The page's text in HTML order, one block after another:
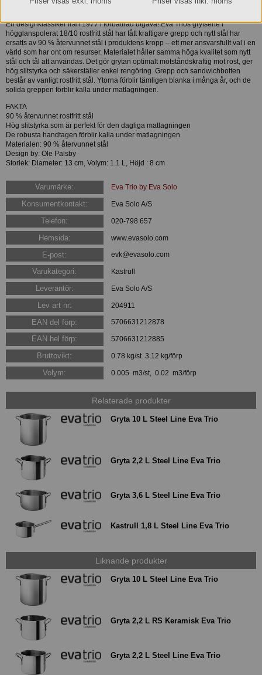
STEEL LINE KASTRULL, 1,1 L
En designklassiker från 1977 i förbättrad utgåva! Eva Trios grytserie i
högglanspolerat 18/10 rostfritt stål har fått kraftigare grepp och nytt stål har
ersatts av 90 % återvunnet stål i produktens kropp – ett mer ansvarsfullt val i en
värld som har ont om resurser. Materialet håller samma höga kvalitet som nytt
stål och tål att användas. Det gör grytan optimalt motståndskraftig mot rost, ger
hög slitstyrka och säkerställer enkel rengöring. Grepp och sandwichbotten
består av vanligt rostfritt stål. Ytorna förblir tämligen blanka i många år, och de
solida greppen förblir kalla under matlagningen.
FAKTA
90 % återvunnet rostfritt stål
Hög slitstyrka som är perfekt för den dagliga matlagningen
De robusta handtagen förblir kalla under matlagningen
Materialen: 90 % återvunnet stål
Design by: Ole Palsby
Storlek: Diameter: 13 cm, Volym: 1.1 L, Höjd : 8 cm
Varumärke: Eva Trio by Eva Solo
Konsumentkontakt: Eva Solo A/S
Telefon: 020-798 657
Hemsida: www.evasolo.com
E-post: evk@evasolo.com
Varukategori: Kastrull
Leverantör: Eva Solo A/S
Lev art nr: 204911
EAN del förp: 5706631212878
EAN hel förp: 5706631212885
Bruttovikt: 0.78 kg/st 3.12 kg/förp
Volym: 0.005 m3/st, 0.02 m3/förp
Relaterade produkter
Gryta 10 L Steel Line Eva Trio
Gryta 2,2 L Steel Line Eva Trio
Gryta 3,6 L Steel Line Eva Trio
Kastrull 1,8 L Steel Line Eva Trio
Liknande produkter
Gryta 10 L Steel Line Eva Trio
Gryta 2,2 L RS Keramisk Eva Trio
Gryta 2,2 L Steel Line Eva Trio